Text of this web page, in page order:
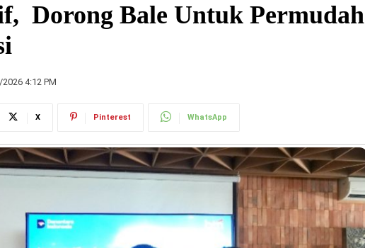
Dorong Bale Untuk Permudah
4:12 PM
X Pinterest WhatsApp